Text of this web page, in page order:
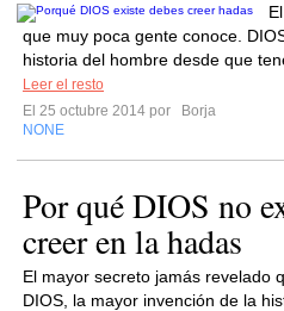
que muy poca gente conoce.
historia del hombre desde que
Leer el resto
El 25 octubre 2014 por
Borja
NONE
Por qué DIOS no
creer en la hadas
El mayor secreto jamás revelado
DIOS, la mayor invención de la